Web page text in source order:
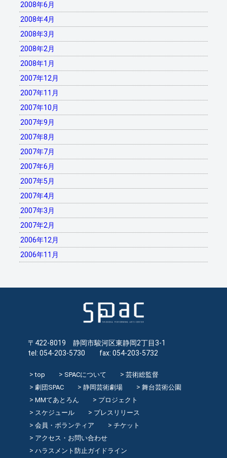
2008年6月
2008年4月
2008年3月
2008年2月
2008年1月
2007年12月
2007年11月
2007年10月
2007年9月
2007年8月
2007年7月
2007年6月
2007年5月
2007年4月
2007年3月
2007年2月
2006年12月
2006年11月
〒422-8019 静岡市駿河区東静岡2丁目3-1
tel: 054-203-5730 fax: 054-203-5732
top SPACについて
芸術総監督
劇団SPAC
静岡芸術劇場
舞台芸術公園
MMてあとろん
プロジェクト
スケジュール
プレスリリース
会員・ボランティア
チケット
アクセス・お問い合わせ
ハラスメント防止ガイドライン